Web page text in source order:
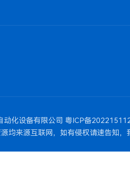
动化设备有限公司 粤ICP备
均来源互联网，如有侵权请速告知